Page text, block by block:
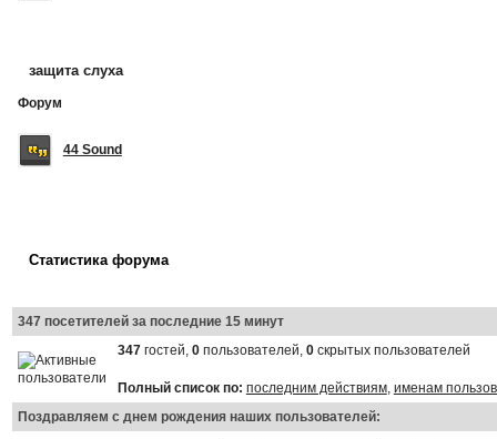
защита слуха
Форум
44 Sound
Статистика форума
347 посетителей за последние 15 минут
347гостей, 0пользователей, 0скрытых пользователей
Полный список по: последним действиям, именам
Поздравляем с днем рождения наших пользователей: